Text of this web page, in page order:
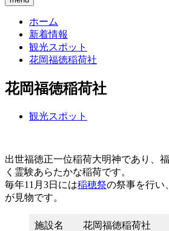
ホーム
新着情報
観光スポット
花岡福徳稲荷社
花岡福徳稲荷社
観光スポット
出世福徳正一位稲荷大明神であり、
く霊験あらたかな稲荷です。
毎年11月3日には稲穂祭の祭事を行い
が見物です。
施設名 花岡福徳稲荷社